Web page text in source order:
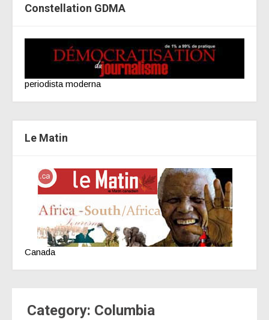
Constellation GDMA
periodista moderna
Le Matin
Canada
Category: Columbia